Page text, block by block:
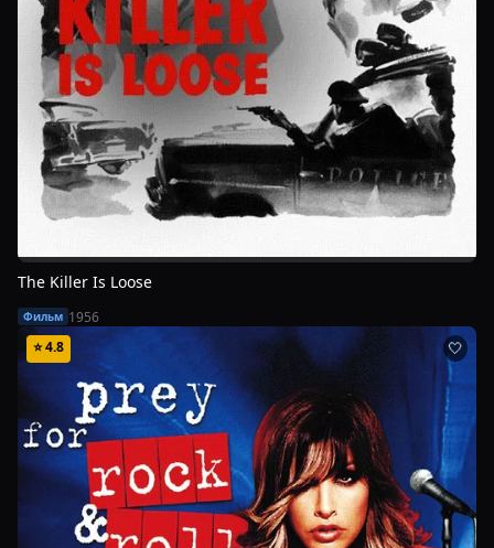
The Killer Is Loose
Фильм 1956
⭐4.8 🤍